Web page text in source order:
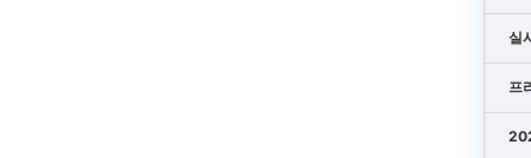
실
프